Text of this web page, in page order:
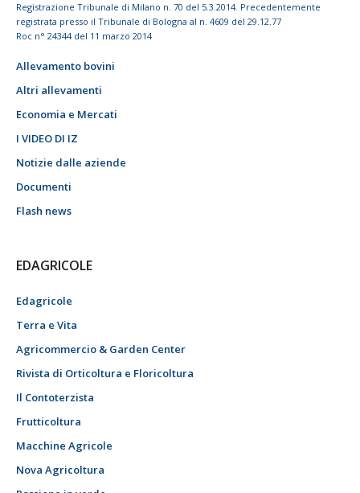
Registrazione Tribunale di Milano n. 70 del 5.3.2014. Precedentemente
registrata presso il Tribunale di Bologna al n. 4609 del 29.12.77
Roc n° 24344 del 11 marzo 2014
Allevamento bovini
Altri allevamenti
Economia e Mercati
I VIDEO DI IZ
Notizie dalle aziende
Documenti
Flash news
EDAGRICOLE
Edagricole
Terra e Vita
Agricommercio & Garden Center
Rivista di Orticoltura e Floricoltura
Il Contoterzista
Frutticoltura
Macchine Agricole
Nova Agricoltura